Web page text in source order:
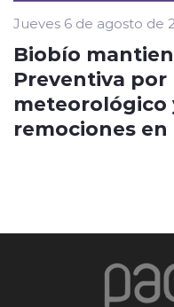
Jueves 6 de agosto de
Biobío
Preventiva
meteorológico
remociones en